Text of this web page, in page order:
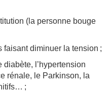
(la personne bouge
faisant diminuer la tension ;
diabète, l’hypertension
rénale, le Parkinson, la
;